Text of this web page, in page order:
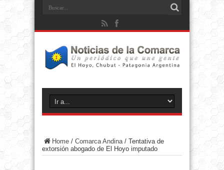
Home / Comarca Andina/ Tentativa de
extorsión abogado de El Hoyo imputado